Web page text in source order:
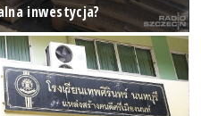
inwestycja?